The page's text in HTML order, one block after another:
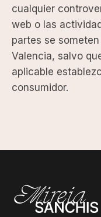
cualquier
web o las
partes se
Valencia, salvo
aplicable
consumidor.